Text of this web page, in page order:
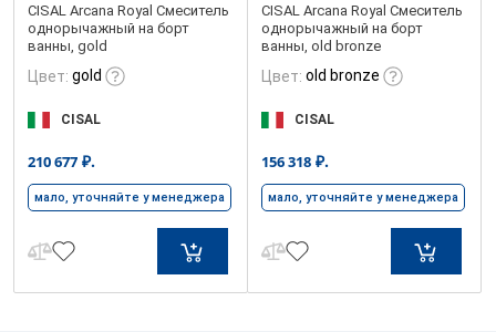
CISAL Arcana Royal Смеситель
однорычажный на борт
ванны, gold
Цвет: gold
CISAL
210 677 ₽.
мало, уточняйте у менеджера
CISAL Arcana Royal Смеситель
однорычажный на борт
ванны, old bronze
Цвет: old bronze
CISAL
156 318 ₽.
мало, уточняйте у менеджера